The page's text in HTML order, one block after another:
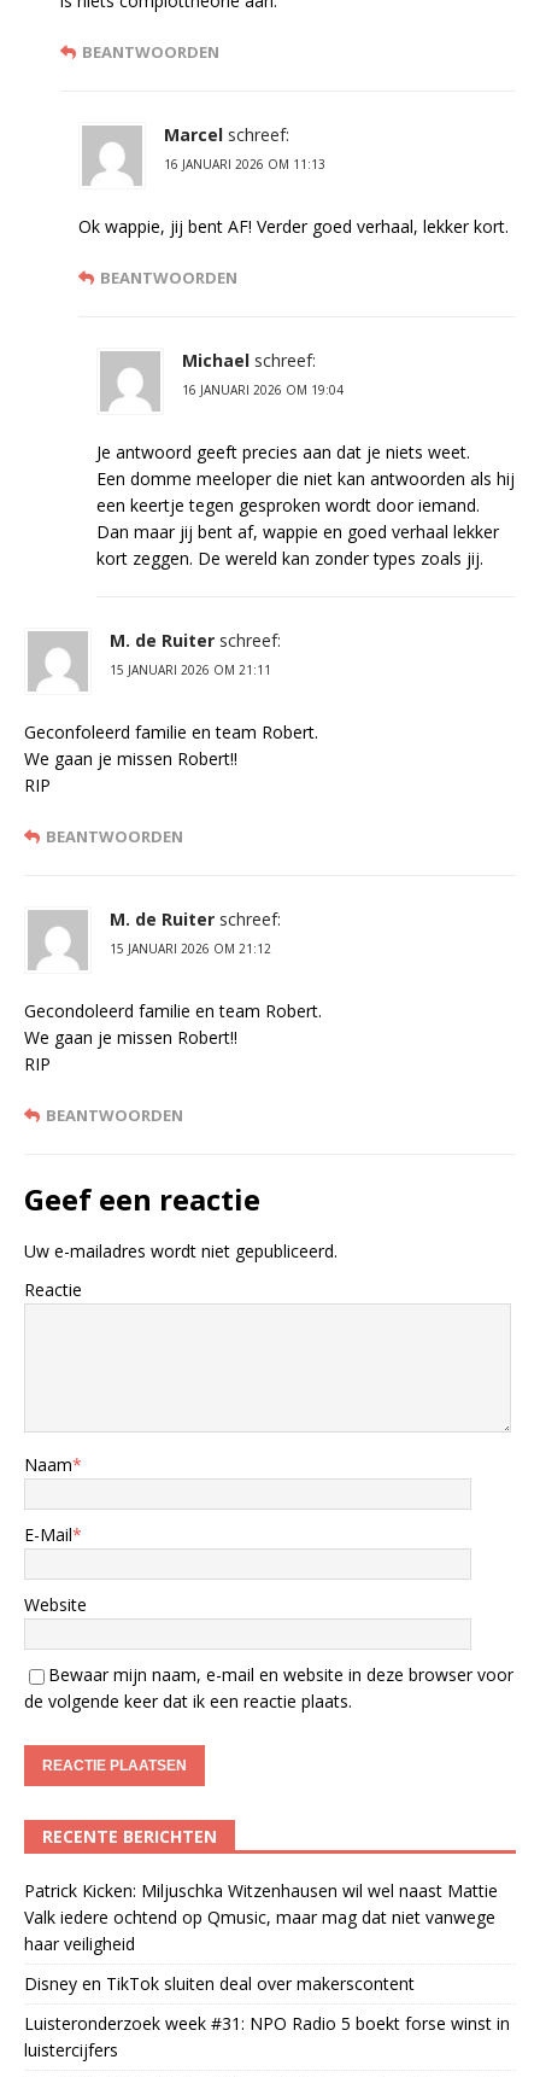
BEANTWOORDEN
Marcel schreef:
16 JANUARI 2026 OM 11:13
Ok wappie, jij bent AF! Verder goed verhaal, lekker kort.
BEANTWOORDEN
Michael schreef:
16 JANUARI 2026 OM 19:04
Je antwoord geeft precies aan dat je niets weet.
Een domme meeloper die niet kan antwoorden als hij
een keertje tegen gesproken wordt door iemand.
Dan maar jij bent af, wappie en goed verhaal lekker
kort zeggen. De wereld kan zonder types zoals jij.
M. de Ruiter schreef:
15 JANUARI 2026 OM 21:11
Geconfoleerd familie en team Robert.
We gaan je missen Robert!!
RIP
BEANTWOORDEN
M. de Ruiter schreef:
15 JANUARI 2026 OM 21:12
Gecondoleerd familie en team Robert.
We gaan je missen Robert!!
RIP
BEANTWOORDEN
Geef een reactie
Uw e-mailadres wordt niet gepubliceerd.
Reactie
Naam*
E-Mail*
Website
Bewaar mijn naam, e-mail en website in deze browser voor
de volgende keer dat ik een reactie plaats.
RECENTE BERICHTEN
Patrick Kicken: Miljuschka Witzenhausen wil wel naast Mattie
Valk iedere ochtend op Qmusic, maar mag dat niet vanwege
haar veiligheid
Disney en TikTok sluiten deal over makerscontent
Luisteronderzoek week #31: NPO Radio 5 boekt forse winst in
luistercijfers